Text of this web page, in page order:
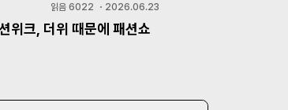
읽음 6022 ・ 2026.06.23
위크, 더위 때문에 패션쇼